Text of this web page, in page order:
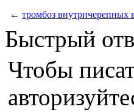
← тромбоз внутричерепных
Быстрый
Чтобы